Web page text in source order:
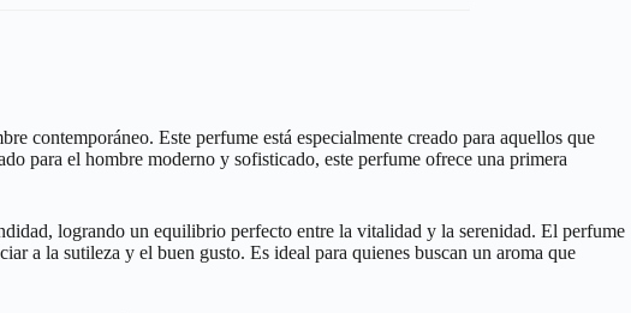
contemporáneo. Este perfume está especialmente creado para aquellos que
para el hombre moderno y sofisticado, este perfume ofrece una primera
logrando un equilibrio perfecto entre la vitalidad y la serenidad. El perfume
a la sutileza y el buen gusto. Es ideal para quienes buscan un aroma que